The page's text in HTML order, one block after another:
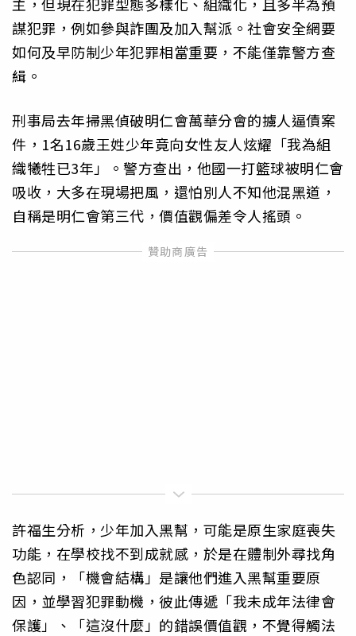
謀犯罪，例如參與詐團及加入幫派。社會安全網要
如何及早防制少年犯罪相當重要，不能僅靠警方查
緝。
刑事局去年掃黑偵破明仁會萬華分會的擄人逼債案
件，1名16歲王姓少年竟向女性友人炫耀「我為組
織犧牲已3年」。警方查出，他國一打籃球被明仁會
吸收，大多在現場把風，還怕別人不知他混黑道，
自稱是明仁會第三代，價值觀偏差令人搖頭。
許福生分析，少年加入黑幫，可能是原生家庭喪失
功能，在學校找不到成就感，於是在體制外尋找角
色認同，「機會結構」是讓他們進入黑幫重要原
因，並學習犯罪動機，彼此傳遞「我未成年法律會
保護」、「這沒什麼」的錯誤價值觀，不覺得觸法